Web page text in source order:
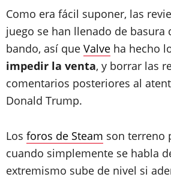
Como era fácil suponer, las
juego se han llenado de basura
bando, así que Valve ha hecho
impedir la venta, y borrar las
comentarios posteriores al
Donald Trump.
Los foros de Steam son terreno
cuando simplemente se habla
extremismo sube de nivel si